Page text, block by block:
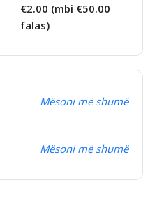
€2.00 (mbi €50.00
falas)
Mësoni më shumë
Mësoni më shumë